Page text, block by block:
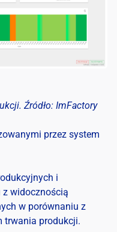
Źródło: ImFactory
przez system
i
z widocznością
w porównaniu z
trwania produkcji.